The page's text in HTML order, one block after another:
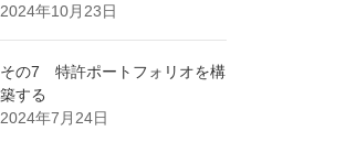
2024年10月23日
その7 特許ポートフォリオを構
築する
2024年7月24日